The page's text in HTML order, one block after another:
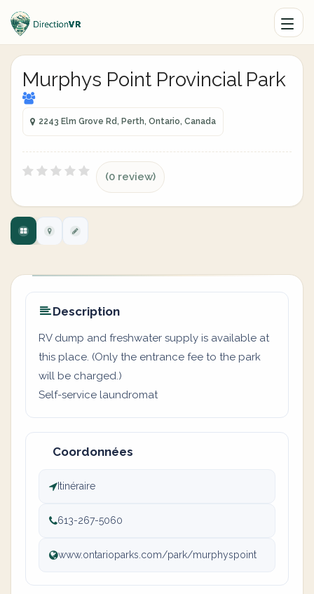
Murphys Point Provincial Park
2243 Elm Grove Rd, Perth, Ontario, Canada
(0 review)
Description
RV dump and freshwater supply is available at
this place. (Only the entrance fee to the park
will be charged.)
Self-service laundromat
Coordonnées
Itinéraire
613-267-5060
www.ontarioparks.com/park/murphyspoint